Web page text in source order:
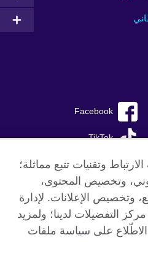
Facebook
TikTok
وتقنيات تتبع مماثلة؛
وتخصيص المحتوى،
وتخصيص الإعلانات. لإدارة
التفضيلات لدينا؛ ولمزيد
على سياسة ملفات